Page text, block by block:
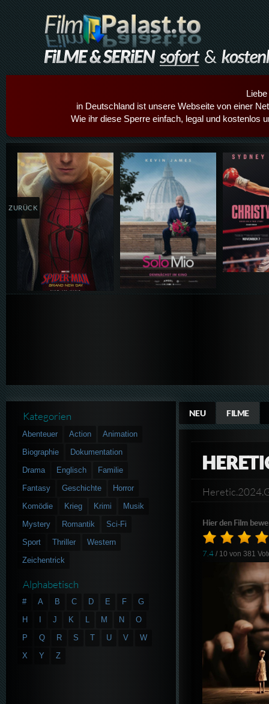
in Deutschland ist unsere Webseite von einer
Wie ihr diese Sperre einfach, legal und kostenlos
Details,Play Details,Play
ZURÜCK
NEU FILME
Hier den Film
7.4 / 10 von381
Kategorien
Abenteuer Action
Animation
Biographie
Dokumentation
Drama
Englisch
Familie
Fantasy
Geschichte
Horror
Komödie
Krieg Krimi
Musik
Mystery
Romantik
Sci-Fi
Sport
Thriller
Western
Zeichentrick
Alphabetisch
# A B C D E F
G
H
J K L M N
O
P
Q R S T U V
W
X
Y Z